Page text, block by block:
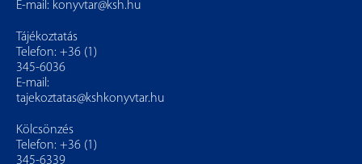
E-mail: konyvtar@ksh.hu
Tájékoztatás
Telefon: +36 (1)
345-6036
E-mail:
tajekoztatas@kshkonyvtar.hu
Kölcsönzés
Telefon: +36 (1)
345-6339